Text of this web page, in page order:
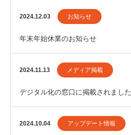
2024.12.03 お知らせ
年末年始休業のお知らせ
2024.11.13 メディア掲載
デジタル化の窓口に掲載されました
2024.10.04 アップデート情報